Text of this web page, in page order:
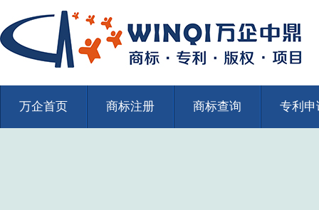
万企首页 商标注册 商标查询 专利申